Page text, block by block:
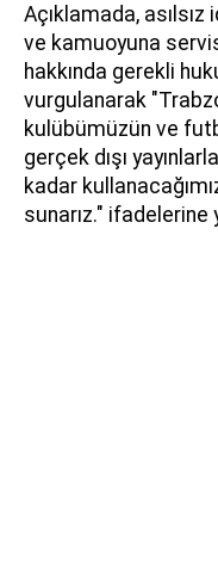
Açıklamada, asılsız
ve kamuoyuna
hakkında gerekli
vurgulanarak
kulübümüzün ve
gerçek dışı
kadar
sunarız." ifadelerine